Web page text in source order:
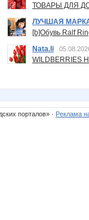
ТОВАРЫ ДЛЯ
ЛУЧШАЯ
[b]Обувь Ralf
Nata.li
порталов» · Реклама